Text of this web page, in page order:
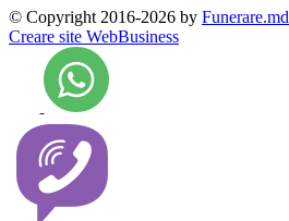
© Copyright 2016-2026 by Funerare.md
Creare site WebBusiness